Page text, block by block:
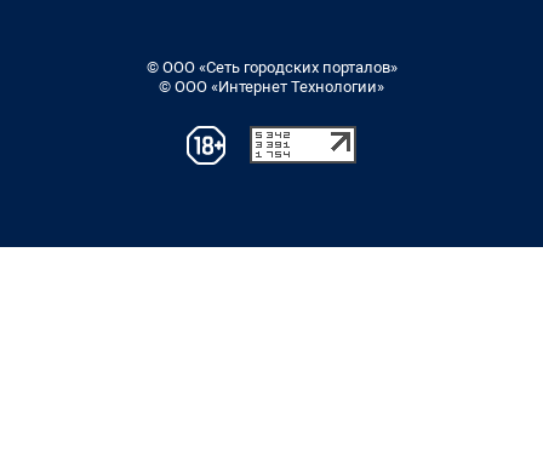
© ООО «Сеть городских порталов»
© ООО «Интернет Технологии»